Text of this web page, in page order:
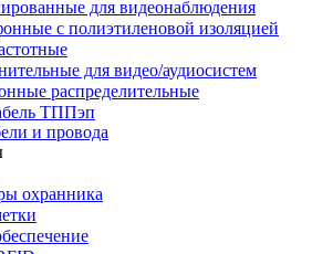
для видеонаблюдения
с полиэтиленовой изоляцией
для видео/аудиосистем
распределительные
ТППэп
и провода
охранника